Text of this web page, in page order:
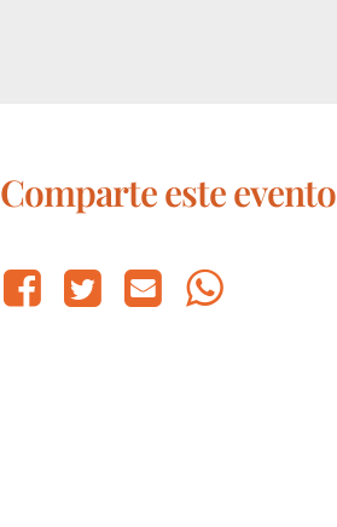
Comparte este evento